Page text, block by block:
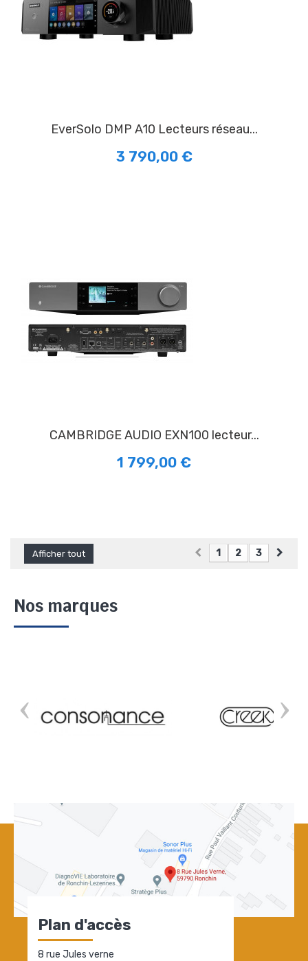
EverSolo DMP A10 Lecteurs réseau...
3 790,00 €
CAMBRIDGE AUDIO EXN100 lecteur...
1 799,00 €
Afficher tout 1 2 3
Nos marques
Plan d'accès
8 rue Jules verne